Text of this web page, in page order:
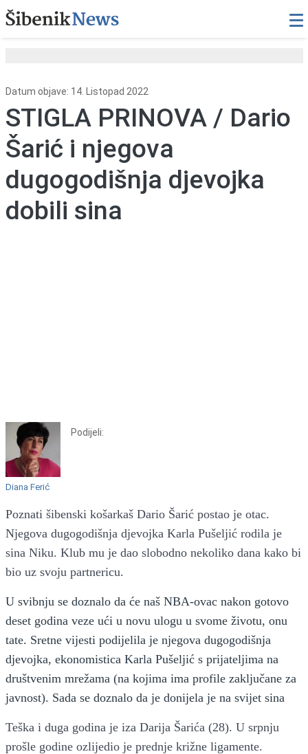
Datum objave: 14. Listopad 2022
STIGLA PRINOVA / Dario
Šarić i njegova
dugogodišnja djevojka
dobili sina
Diana Ferić
Podijeli:
Poznati šibenski košarkaš Dario Šarić postao je otac.
Njegova dugogodišnja djevojka Karla Pušeljić rodila je
sina Niku. Klub mu je dao slobodno nekoliko dana kako bi
bio uz svoju partnericu.
U svibnju se doznalo da će naš NBA-ovac nakon gotovo
deset godina veze ući u novu ulogu u svome životu, onu
tate. Sretne vijesti podijelila je njegova dugogodišnja
djevojka, ekonomistica Karla Pušeljić s prijateljima na
društvenim mrežama (na kojima ima profile zaključane za
javnost). Sada se doznalo da je donijela je na svijet sina
Teška i duga godina je iza Darija Šarića (28). U srpnju
prošle godine ozlijedio je prednje križne ligamente.